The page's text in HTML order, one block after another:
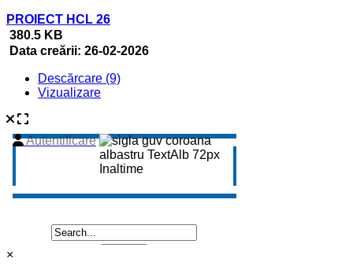
PROIECT HCL 26
380.5 KB
Data creării: 26-02-2026
Descărcare (9)
Vizualizare
×